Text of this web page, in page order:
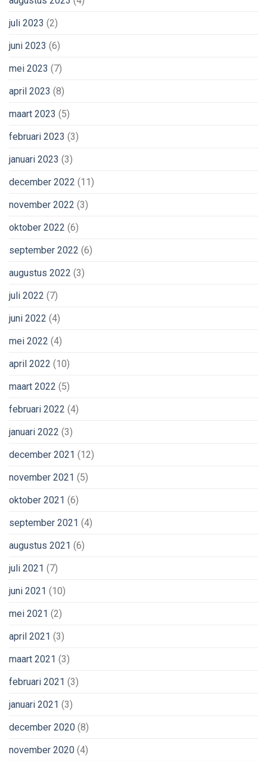
juli 2023 (2)
juni 2023 (6)
mei 2023 (7)
april 2023 (8)
maart 2023 (5)
februari 2023 (3)
januari 2023 (3)
december 2022 (11)
november 2022 (3)
oktober 2022 (6)
september 2022 (6)
augustus 2022 (3)
juli 2022 (7)
juni 2022 (4)
mei 2022 (4)
april 2022 (10)
maart 2022 (5)
februari 2022 (4)
januari 2022 (3)
december 2021 (12)
november 2021 (5)
oktober 2021 (6)
september 2021 (4)
augustus 2021 (6)
juli 2021 (7)
juni 2021 (10)
mei 2021 (2)
april 2021 (3)
maart 2021 (3)
februari 2021 (3)
januari 2021 (3)
december 2020 (8)
november 2020 (4)